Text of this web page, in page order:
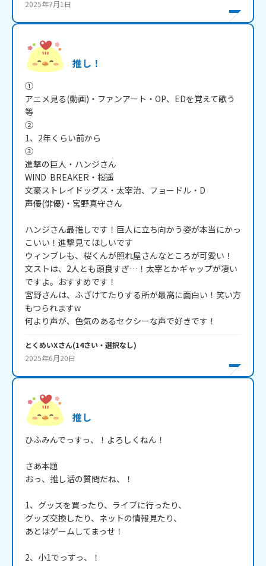
2025年7月1日
推し！
①
アニメ見る(動画)・ファンアート・OP、EDを覚えて歌う
等
②
1、2年くらい前から
③
進撃の巨人・ハンジさん
WIND  BREAKER・桜遥
文豪ストレイドッグス・太宰治、フョードル・D
声優(俳優)・宮野真守さん
ハンジさん最推しです！巨人に立ち向かう姿が本当にかっ
こいい！進撃見てほしいです
ウィンブレも、桜くんが照れ屋さんなところが可愛い！
文ストは、2人とも頭良すぎ…！太宰とかギャップが凄い
ですよ。おすすめです！
宮野さんは、ふざけてたりする所が最高に面白い！笑い方
もつられますw
何より声が、色気のあるセクシーな声で好きです！
とくめいXさん(14さい・ 選択なし)
2025年6月20日
推し
ひふみんでっすっ、！よろしくねん！
さあ本題
おっ、推し活の質問だね、！
1、グッズを買ったり、ライブに行ったり、
グッズ交換したり、ネットの情報見たり、
あとはゲームしてまっせ！
2、小1でっすっ、！